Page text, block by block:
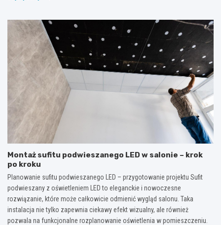
Montaż sufitu podwieszanego LED w salonie – krok
po kroku
Planowanie sufitu podwieszanego LED – przygotowanie projektu Sufit
podwieszany z oświetleniem LED to eleganckie i nowoczesne
rozwiązanie, które może całkowicie odmienić wygląd salonu. Taka
instalacja nie tylko zapewnia ciekawy efekt wizualny, ale również
pozwala na funkcjonalne rozplanowanie oświetlenia w pomieszczeniu.